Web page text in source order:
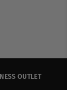
OUTLET